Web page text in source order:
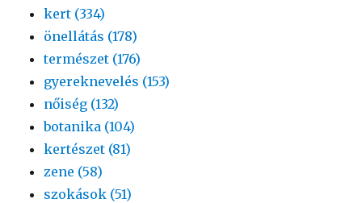
kert (334)
önellátás (178)
természet (176)
gyereknevelés (153)
nőiség (132)
botanika (104)
kertészet (81)
zene (58)
szokások (51)